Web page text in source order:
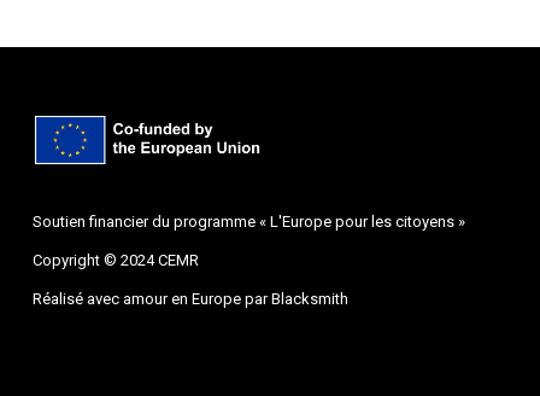
Soutien financier du programme « L'Europe pour les citoyens »
Copyright © 2024 CEMR
Réalisé avec amour en Europe parBlacksmith